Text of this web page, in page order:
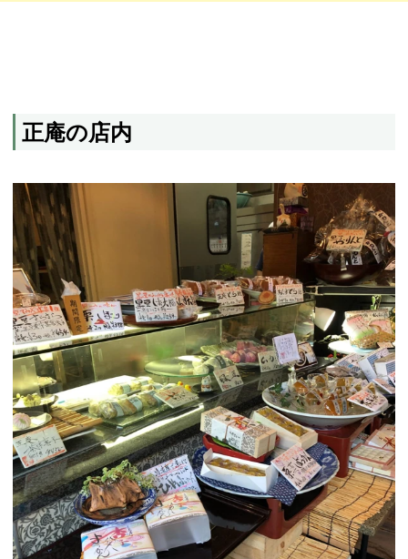
正庵の店内